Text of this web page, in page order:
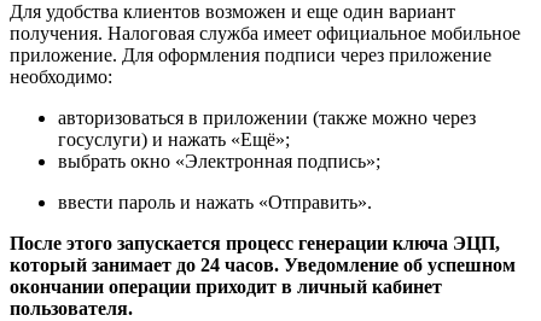
Для удобства клиентов возможен и еще один вариант
получения. Налоговая служба имеет официальное мобильное
приложение. Для оформления подписи через приложение
необходимо:
авторизоваться в приложении (также можно через
госуслуги) и нажать «Ещё»;
выбрать окно «Электронная подпись»;
ввести пароль и нажать «Отправить».
После этого запускается процесс генерации ключа ЭЦП,
который занимает до 24 часов. Уведомление об успешном
окончании операции приходит в личный кабинет
пользователя.